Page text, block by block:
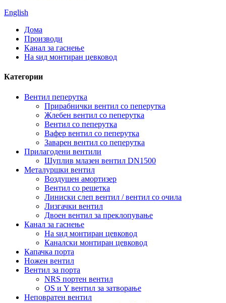
English
Дома
Производи
Канал за гаснење
На ѕид монтиран цевковод
Категории
Вентил пеперутка
Прирабнички вентил со пеперутка
Жлебен вентил со пеперутка
Вентил со пеперутка
Вафер вентил со пеперутка
Заварен вентил со пеперутка
Прилагодени вентили
Шуплив млазен вентил DN1500
Металуршки вентил
Воздушен амортизер
Вентил со решетка
Линиски слеп вентил / вентил со очила
Лизгачки вентил
Двоен вентил за преклопување
Канал за гаснење
На ѕид монтиран цевковод
Каналски монтиран цевковод
Капачка порта
Ножен вентил
Вентил за порта
NRS портен вентил
OS и Y вентил за затворање
Неповратен вентил